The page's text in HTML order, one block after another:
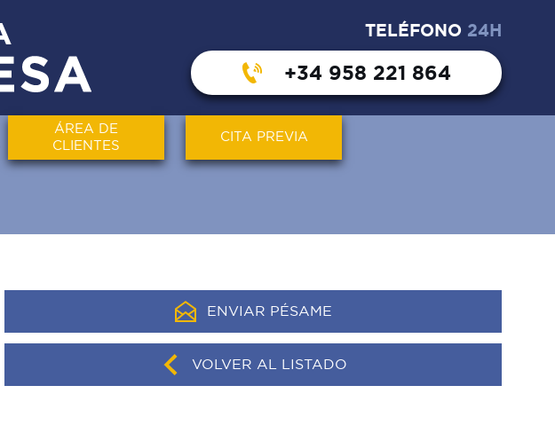
TELÉFONO 24H
+34 958 221 864
ÁREA DE
CLIENTES
CITA PREVIA
ENVIAR PÉSAME
VOLVER AL LISTADO